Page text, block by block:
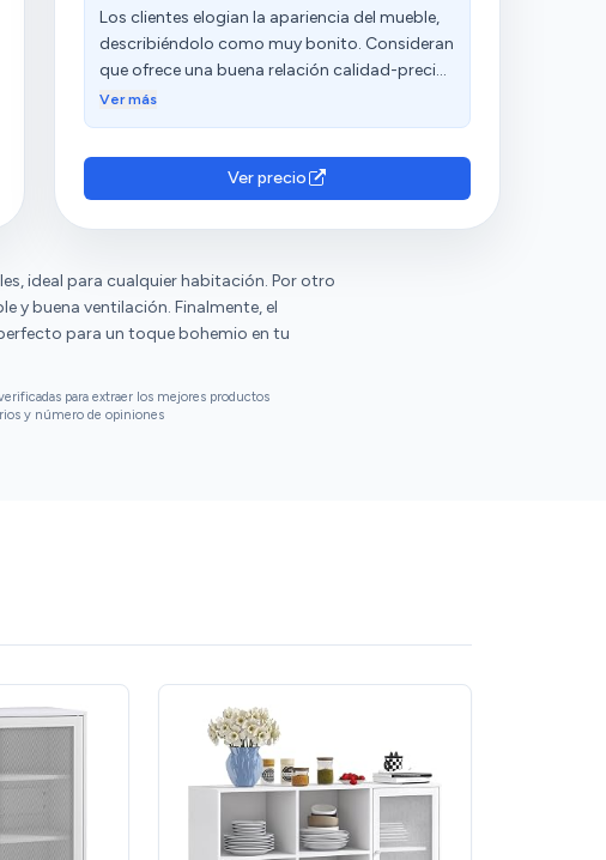
Los clientes elogian la apariencia del mueble,
describiéndolo como muy bonito. Consideran
que ofrece una buena relación calidad-precio.
Sin embargo, tienen opiniones diversas sobre
Ver más
Ver precio
ideal para cualquier habitación. Por otro
y buena ventilación. Finalmente, el
para un toque bohemio en tu
para extraer los mejores productos
y número de opiniones